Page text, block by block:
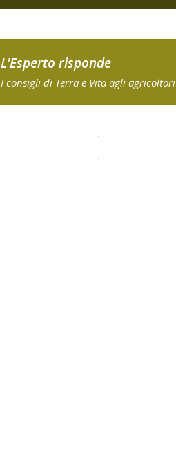
L'Esperto risponde
I consigli di Terra e Vita agli agricoltori